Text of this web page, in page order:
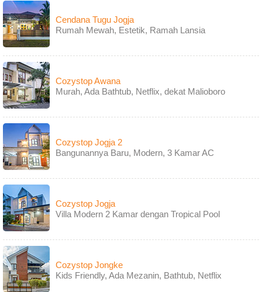
Cendana Tugu Jogja
Rumah Mewah, Estetik, Ramah Lansia
Cozystop Awana
Murah, Ada Bathtub, Netflix, dekat Malioboro
Cozystop Jogja 2
Bangunannya Baru, Modern, 3 Kamar AC
Cozystop Jogja
Villa Modern 2 Kamar dengan Tropical Pool
Cozystop Jongke
Kids Friendly, Ada Mezanin, Bathtub, Netflix